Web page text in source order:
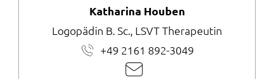
Katharina Houben
Logopädin B. Sc., LSVT Therapeutin
+49 2161 892-3049
E-